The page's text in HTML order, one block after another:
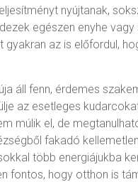
nyújtanak,
egészen enyhe
gyakran az is előfordul,
áll fenn, érdemes
az esetleges
múlik el, de
fakadó
több energiájukba
fontos, hogy otthon is